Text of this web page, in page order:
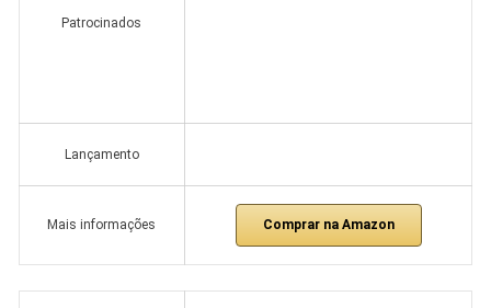
Patrocinados
Lançamento
Mais informações Comprar na Amazon